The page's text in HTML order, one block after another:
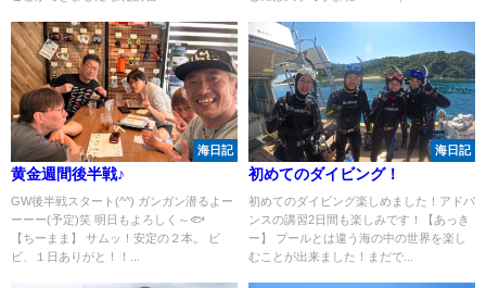
海日記
黄金週間後半戦♪
GW後半戦スタート(^^) ガンガン潜るよー
ーーー(予定)笑 明日もよろしく～🐟
【ちーまま】 サムッ！安定の２本。 ビ
ビ、１日ありがと！！...
海日記
初めてのダイビング！
初めてのダイビング楽しめました！アドバ
ンスの講習2日間も楽しみです！【あっき
ー】 プールとは違う海の中の世界を楽し
むことが出来ました！まだで...